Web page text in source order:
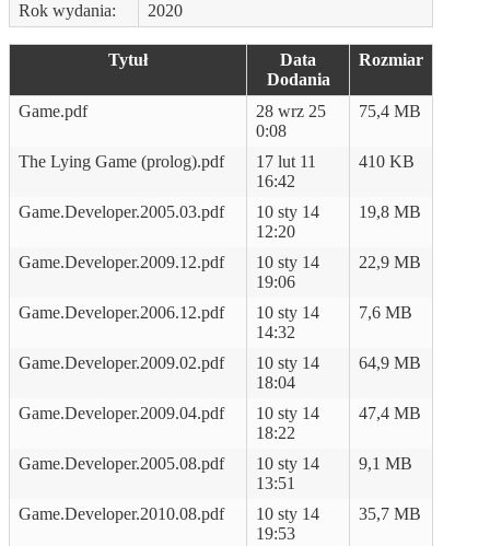
Rok wydania:
2020
Tytuł
Data
Dodania
Rozmiar
Game.pdf
28 wrz 25
0:08
75,4 MB
The Lying Game (prolog).pdf
17 lut 11
16:42
410 KB
Game.Developer.2005.03.pdf
10 sty 14
12:20
19,8 MB
Game.Developer.2009.12.pdf
10 sty 14
19:06
22,9 MB
Game.Developer.2006.12.pdf
10 sty 14
14:32
7,6 MB
Game.Developer.2009.02.pdf
10 sty 14
18:04
64,9 MB
Game.Developer.2009.04.pdf
10 sty 14
18:22
47,4 MB
Game.Developer.2005.08.pdf
10 sty 14
13:51
9,1 MB
Game.Developer.2010.08.pdf
10 sty 14
19:53
35,7 MB